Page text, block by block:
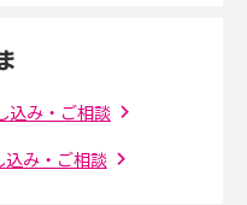
方法、投稿の仕方を解説
るとバレる？バレるケースや撮
込み・ご相談
込み・ご相談